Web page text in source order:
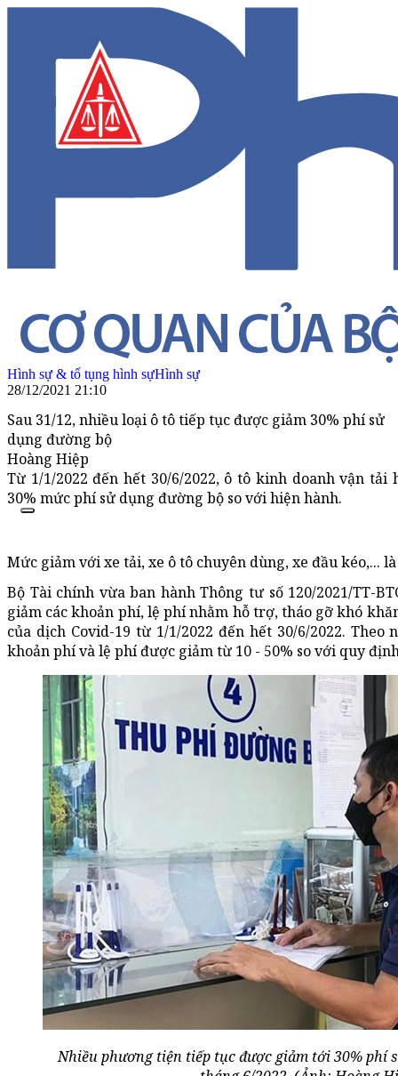
Hình sự & tố tụng hình sựHình sự
28/12/2021 21:10
Sau 31/12, nhiều loại ô tô tiếp tục được giảm 30% phí sử
dụng đường bộ
Hoàng Hiệp
Từ 1/1/2022 đến hết 30/6/2022, ô tô kinh doanh vận
30% mức phí sử dụng đường bộ so với hiện hành.
Mức giảm với xe tải, xe ô tô chuyên dùng, xe đầu kéo,...
Bộ Tài chính vừa ban hành Thông tư số 120/2021/TT-
giảm các khoản phí, lệ phí nhằm hỗ trợ, tháo gỡ khó
của dịch Covid-19 từ 1/1/2022 đến hết 30/6/2022. Theo
khoản phí và lệ phí được giảm từ 10 - 50% so với quy
Nhiều phương tiện tiếp tục được giảm tới 30% phí